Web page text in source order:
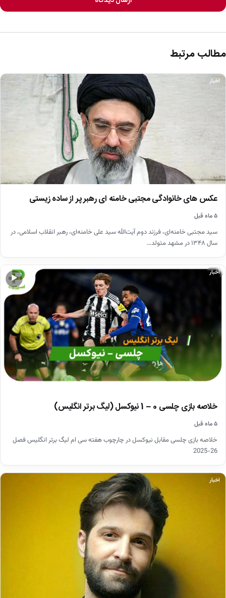
مطالب مرتبط
اخبار
عکس های خانوادگی مجتبی خامنه ای رهبر پر از ساده زیستی
۵ ماه قبل
سید مجتبی خامنه‌ای، فرزند دوم آیت‌الله سید علی خامنه‌ای، رهبر انقلاب اسلامی، در
سال ۱۳۴۸ در مشهد متولد…
▶
اخبار
خلاصه بازی چلسی 0 – 1 نیوکسل (لیگ برتر انگلیس)
۵ ماه قبل
خلاصه بازی چلسی مقابل نیوکسل در چارچوب هفته سی ام لیگ برتر انگلیس فصل
26-2025
اخبار